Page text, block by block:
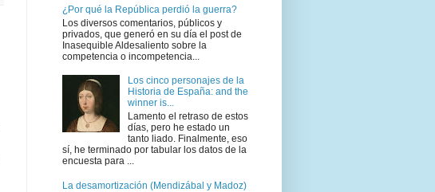
¿Por qué la República perdió la guerra?
Los diversos comentarios, públicos y
privados, que generó en su día el post de
Inasequible Aldesaliento sobre la
competencia o incompetencia...
Los cinco personajes de la
Historia de España: and the
winner is...
Lamento el retraso de estos
días, pero he estado un
tanto liado. Finalmente, eso
sí, he terminado por tabular los datos de la
encuesta para ...
La desamortización (Mendizábal y Madoz)